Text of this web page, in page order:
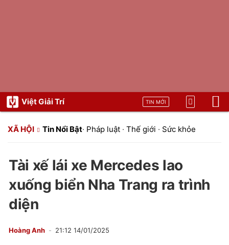
Việt Giải Trí TIN MỚI
XÃ HỘI Tin Nổi Bật· Pháp luật · Thế giới · Sức khỏe
Tài xế lái xe Mercedes lao
xuống biển Nha Trang ra trình
diện
Hoàng Anh 21:12 14/01/2025